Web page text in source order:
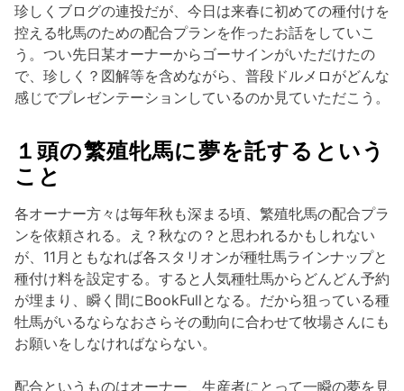
珍しくブログの連投だが、今日は来春に初めての種付けを
控える牝馬のための配合プランを作ったお話をしていこ
う。つい先日某オーナーからゴーサインがいただけたの
で、珍しく？図解等を含めながら、普段ドルメロがどんな
感じでプレゼンテーションしているのか見ていただこう。
１頭の繁殖牝馬に夢を託するという
こと
各オーナー方々は毎年秋も深まる頃、繁殖牝馬の配合プラ
ンを依頼される。え？秋なの？と思われるかもしれない
が、11月ともなれば各スタリオンが種牡馬ラインナップと
種付け料を設定する。すると人気種牡馬からどんどん予約
が埋まり、瞬く間にBookFullとなる。だから狙っている種
牡馬がいるならなおさらその動向に合わせて牧場さんにも
お願いをしなければならない。
配合というものはオーナー、生産者にとって一瞬の夢を見